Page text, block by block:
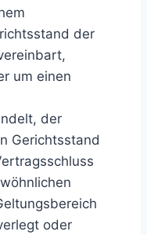
der
um einen
der
Gerichtsstand
oder